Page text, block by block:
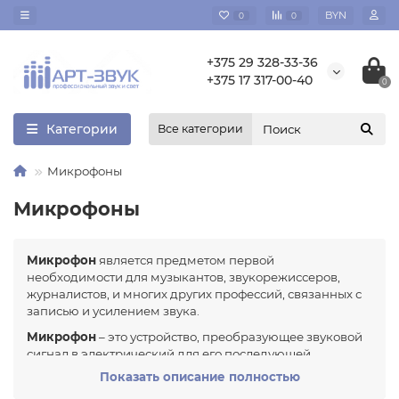
0 0 BYN
+375 29 328-33-36
+375 17 317-00-40
0
Категории Все категории
Микрофоны
Микрофоны
Микрофонявляется предметом первой
необходимости для музыкантов, звукорежиссеров,
журналистов, и многих других профессий, связанных с
записью и усилением звука.
Микрофон– это устройство, преобразующее звуковой
сигнал в электрический для его последующей
обработки и передачи на другие устройства: усиления,
Показать описание полностью